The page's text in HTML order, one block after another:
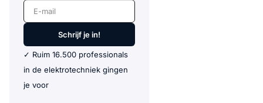
E-mail
Schrijf je in!
✓ Ruim 16.500 professionals
in de elektrotechniek gingen
je voor